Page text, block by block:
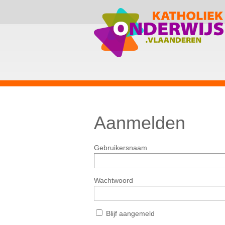
Aanmelden
Gebruikersnaam
Wachtwoord
Blijf aangemeld